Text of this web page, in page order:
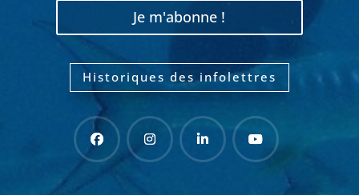
Je m'abonne !
Historiques des infolettres